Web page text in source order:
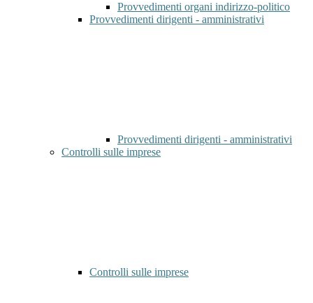
Provvedimenti organi indirizzo-politico
Provvedimenti dirigenti - amministrativi
Provvedimenti dirigenti - amministrativi
Controlli sulle imprese
Controlli sulle imprese